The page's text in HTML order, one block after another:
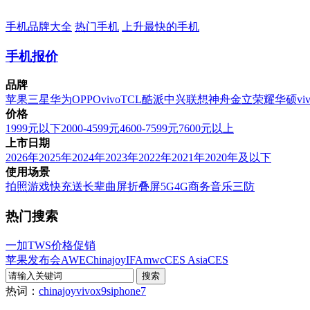
手机品牌大全 热门手机 上升最快的手机
手机报价
品牌
苹果三星华为OPPOvivoTCL酷派中兴联想神舟金立荣耀华硕
价格
1999元以下2000-4599元4600-7599元7600元以上
上市日期
2026年2025年2024年2023年2022年2021年2020年及以下
使用场景
拍照游戏快充送长辈曲屏折叠屏5G4G商务音乐三防
热门搜索
一加TWS价格促销
苹果发布会AWEChinajoyIFAmwcCES AsiaCES
热词： chinajoyvivox9siphone7